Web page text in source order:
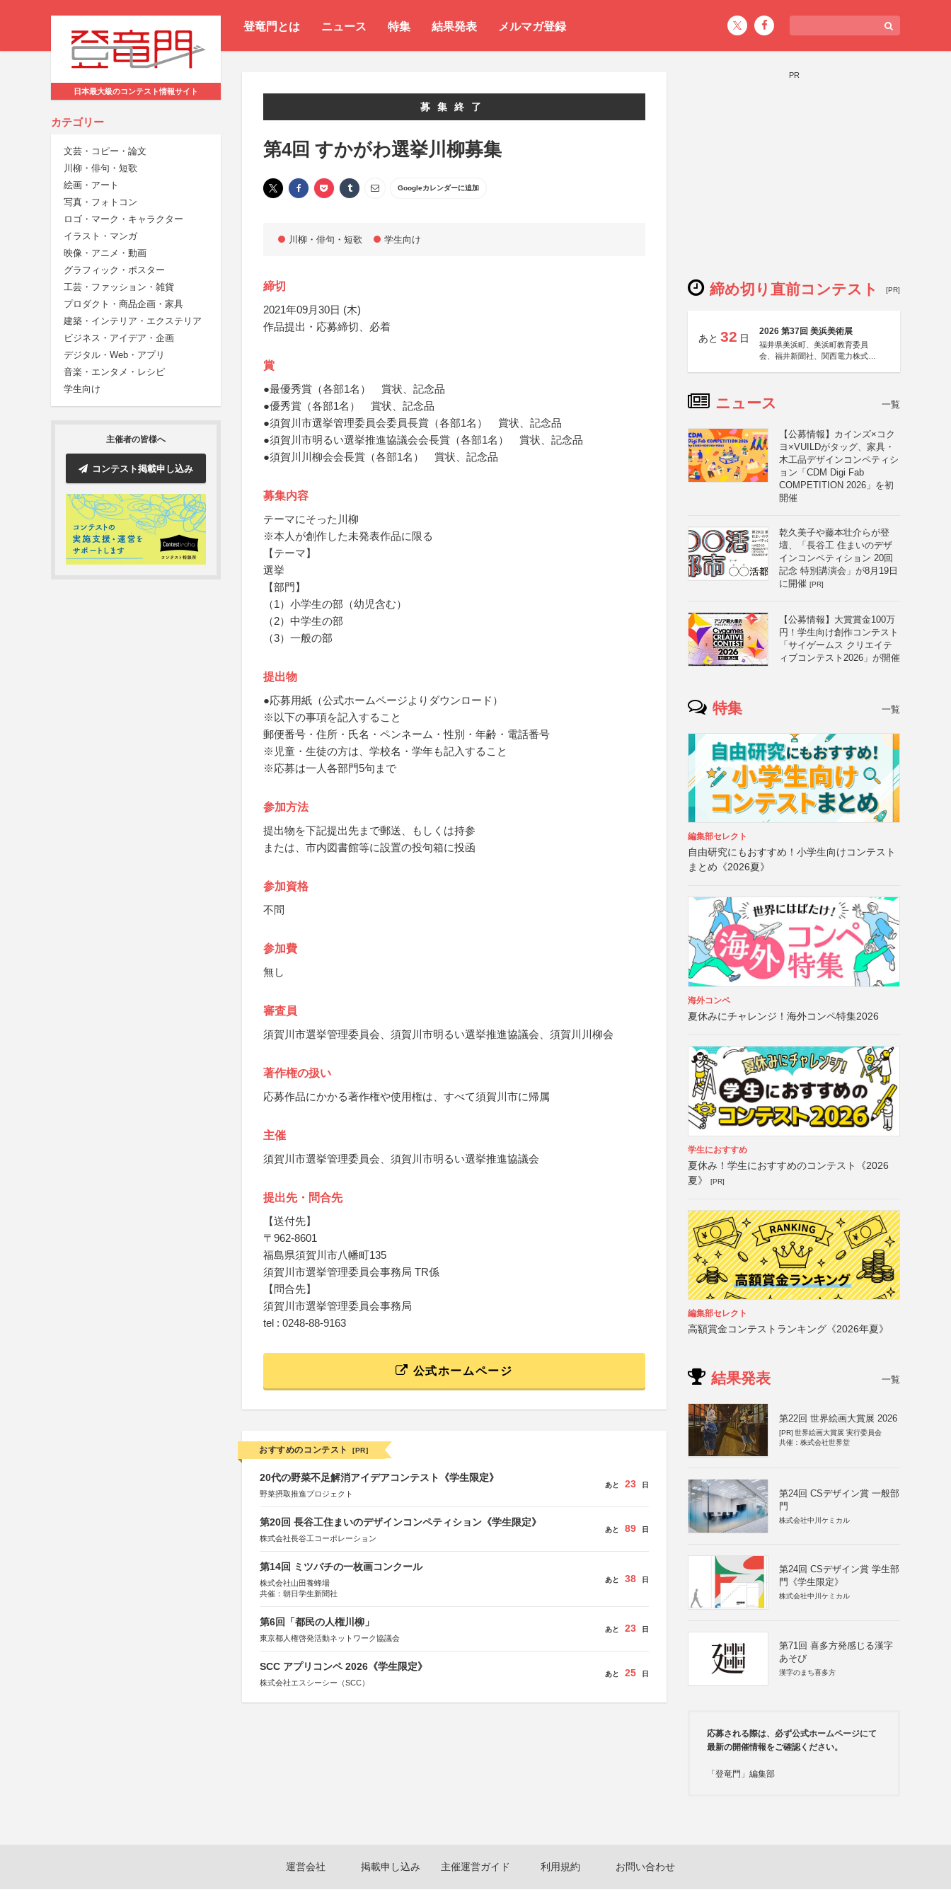
登竜門とは ニュース 特集 結果発表 メルマガ登録
日本最大級のコンテスト情報サイト
カテゴリー
文芸・コピー・論文
川柳・俳句・短歌
絵画・アート
写真・フォトコン
ロゴ・マーク・キャラクター
イラスト・マンガ
映像・アニメ・動画
グラフィック・ポスター
工芸・ファッション・雑貨
プロダクト・商品企画・家具
建築・インテリア・エクステリア
ビジネス・アイデア・企画
デジタル・Web・アプリ
音楽・エンタメ・レシピ
学生向け
主催者の皆様へ
コンテスト掲載申し込み
募集終了
第4回 すかがわ選挙川柳募集
Googleカレンダーに追加
川柳・俳句・短歌 学生向け
締切
2021年09月30日 (木)
作品提出・応募締切、必着
賞
●最優秀賞（各部1名） 賞状、記念品
●優秀賞（各部1名） 賞状、記念品
●須賀川市選挙管理委員会委員長賞（各部1名） 賞状、記念品
●須賀川市明るい選挙推進協議会会長賞（各部1名） 賞状、記念品
●須賀川川柳会会長賞（各部1名） 賞状、記念品
募集内容
テーマにそった川柳
※本人が創作した未発表作品に限る
【テーマ】
選挙
【部門】
（1）小学生の部（幼児含む）
（2）中学生の部
（3）一般の部
提出物
●応募用紙（公式ホームページよりダウンロード）
※以下の事項を記入すること
郵便番号・住所・氏名・ペンネーム・性別・年齢・電話番号
※児童・生徒の方は、学校名・学年も記入すること
※応募は一人各部門5句まで
参加方法
提出物を下記提出先まで郵送、もしくは持参
または、市内図書館等に設置の投句箱に投函
参加資格
不問
参加費
無し
審査員
須賀川市選挙管理委員会、須賀川市明るい選挙推進協議会、須賀川川柳会
著作権の扱い
応募作品にかかる著作権や使用権は、すべて須賀川市に帰属
主催
須賀川市選挙管理委員会、須賀川市明るい選挙推進協議会
提出先・問合先
【送付先】
〒962-8601
福島県須賀川市八幡町135
須賀川市選挙管理委員会事務局 TR係
【問合先】
須賀川市選挙管理委員会事務局
tel : 0248-88-9163
公式ホームページ
おすすめのコンテスト [PR]
20代の野菜不足解消アイデアコンテスト《学生限定》
野菜摂取推進プロジェクト
あと 23 日
第20回 長谷工住まいのデザインコンペティション《学生限定》
株式会社長谷工コーポレーション
あと 89 日
第14回 ミツバチの一枚画コンクール
株式会社山田養蜂場
共催：朝日学生新聞社
あと 38 日
第6回「都民の人権川柳」
東京都人権啓発活動ネットワーク協議会
あと 23 日
SCC アプリコンペ 2026《学生限定》
株式会社エスシーシー（SCC）
あと 25 日
PR
締め切り直前コンテスト [PR]
あと 32 日
2026 第37回 美浜美術展
福井県美浜町、美浜町教育委員
会、福井新聞社、関西電力株式会
ニュース 一覧
【公募情報】カインズ×コク
ヨ×VUILDがタッグ、家具・
木工品デザインコンペティシ
ョン「CDM Digi Fab
COMPETITION 2026」を初
開催
乾久美子や藤本壮介らが登
壇、「長谷工 住まいのデザ
インコンペティション 20回
記念 特別講演会」が8月19日
に開催 [PR]
【公募情報】大賞賞金100万
円！学生向け創作コンテスト
「サイゲームス クリエイテ
ィブコンテスト2026」が開催
特集 一覧
編集部セレクト
自由研究にもおすすめ！小学生向けコンテスト
まとめ《2026夏》
海外コンペ
夏休みにチャレンジ！海外コンペ特集2026
学生におすすめ
夏休み！学生におすすめのコンテスト《2026
夏》
[PR]
編集部セレクト
高額賞金コンテストランキング《2026年夏》
結果発表 一覧
第22回 世界絵画大賞展 2026
[PR] 世界絵画大賞展 実行委員会
共催：株式会社世界堂
第24回 CSデザイン賞 一般部
門
株式会社中川ケミカル
第24回 CSデザイン賞 学生部
門《学生限定》
株式会社中川ケミカル
第71回 喜多方発感じる漢字
あそび
漢字のまち喜多方
応募される際は、必ず公式ホームページにて
最新の開催情報をご確認ください。
「登竜門」編集部
運営会社 掲載申し込み 主催運営ガイド 利用規約 お問い合わせ